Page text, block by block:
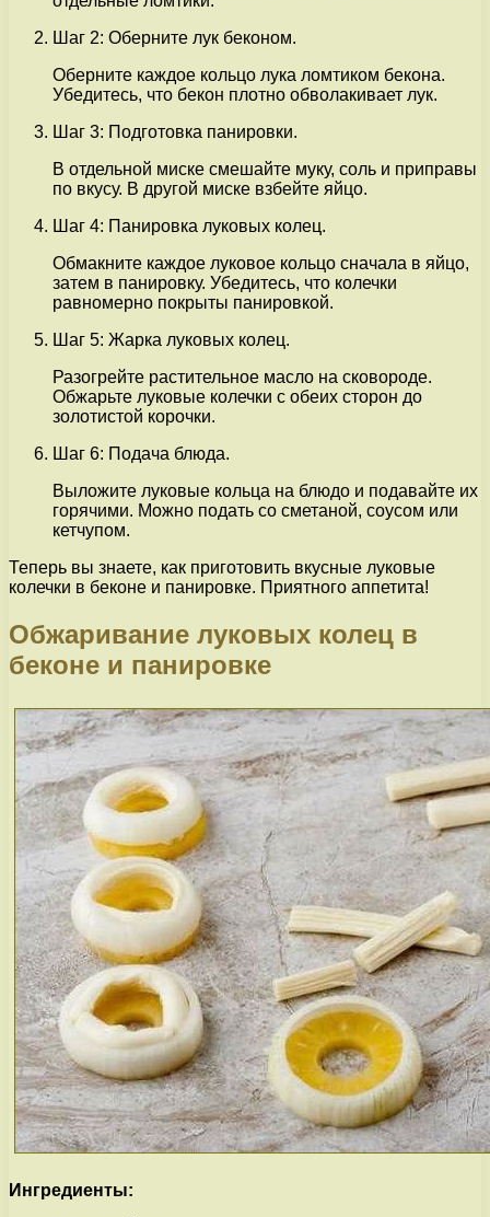
Шаг 2: Оберните лук беконом.
Оберните каждое кольцо лука ломтиком бекона.
Убедитесь, что бекон плотно обволакивает лук.
Шаг 3: Подготовка панировки.
В отдельной миске смешайте муку, соль и приправы
по вкусу. В другой миске взбейте яйцо.
Шаг 4: Панировка луковых колец.
Обмакните каждое луковое кольцо сначала в яйцо,
затем в панировку. Убедитесь, что колечки
равномерно покрыты панировкой.
Шаг 5: Жарка луковых колец.
Разогрейте растительное масло на сковороде.
Обжарьте луковые колечки с обеих сторон до
золотистой корочки.
Шаг 6: Подача блюда.
Выложите луковые кольца на блюдо и подавайте их
горячими. Можно подать со сметаной, соусом или
кетчупом.
Теперь вы знаете, как приготовить вкусные луковые
колечки в беконе и панировке. Приятного аппетита!
Обжаривание луковых колец в
беконе и панировке
Ингредиенты: